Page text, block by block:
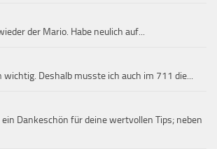
der Mario. Habe neulich auf...
Deshalb musste ich auch im 711 die...
Dankeschön für deine wertvollen Tips; neben